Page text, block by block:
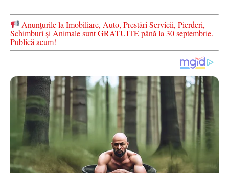
Anunțurile la Imobiliare, Auto, Prestări Servicii, Pierderi,
Schimburi și Animale sunt GRATUITE până la 30 septembrie.
Publică acum!